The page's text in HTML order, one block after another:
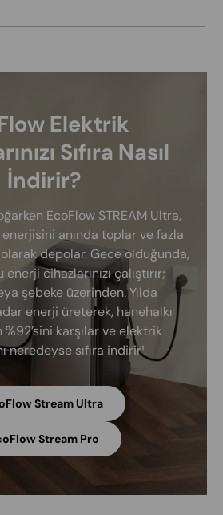
Elektrik
Sıfıra Nasıl
İndirir?
EcoFlow STREAM Ultra,
anında toplar ve fazla
depolar. Gece olduğunda,
cihazlarınızı çalıştırır;
şebeke üzerinden. Yılda
enerji üreterek, hanehalkı
%92’sini karşılar ve elektrik
neredeyse sıfıra indirir¹.
Stream Ultra
Stream Pro